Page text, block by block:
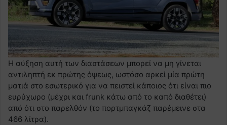
Η αύξηση αυτή των διαστάσεων μπορεί να μη γίνεται
αντιληπτή εκ πρώτης όψεως, ωστόσο αρκεί μία πρώτη
ματιά στο εσωτερικό για να πειστεί κάποιος ότι είναι πιο
ευρύχωρο (μέχρι και frunk κάτω από το καπό διαθέτει)
από ότι στο παρελθόν (το πορτμπαγκάζ παρέμεινε στα
466 λίτρα).